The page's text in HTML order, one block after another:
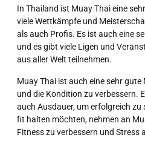
In Thailand ist Muay Thai eine
viele Wettkämpfe und
als auch Profis. Es ist auch eine
und es gibt viele Ligen und
aus aller Welt teilnehmen.
Muay Thai ist auch eine sehr
und die Kondition zu verbessern.
auch Ausdauer, um erfolgreich zu
fit halten möchten, nehmen an
Fitness zu verbessern und Stress